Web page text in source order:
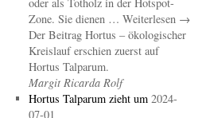
Zone. Sie dienen … Weiterlesen →
Der Beitrag Hortus – ökologischer
Kreislauf erschien zuerst auf
Hortus Talparum.
Margit Ricarda Rolf
Hortus Talparum zieht um 2024-
07-01